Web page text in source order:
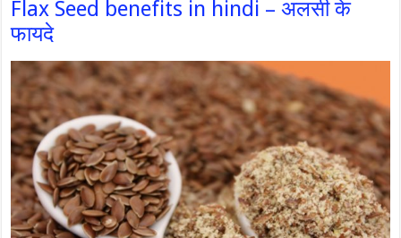
Flax Seed benefits in hindi – अलसी के
फायदे